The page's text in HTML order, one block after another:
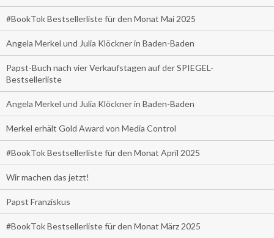
#BookTok Bestsellerliste für den Monat Mai 2025
Angela Merkel und Julia Klöckner in Baden-Baden
Papst-Buch nach vier Verkaufstagen auf der SPIEGEL-
Bestsellerliste
Angela Merkel und Julia Klöckner in Baden-Baden
Merkel erhält Gold Award von Media Control
#BookTok Bestsellerliste für den Monat April 2025
Wir machen das jetzt!
Papst Franziskus
#BookTok Bestsellerliste für den Monat März 2025